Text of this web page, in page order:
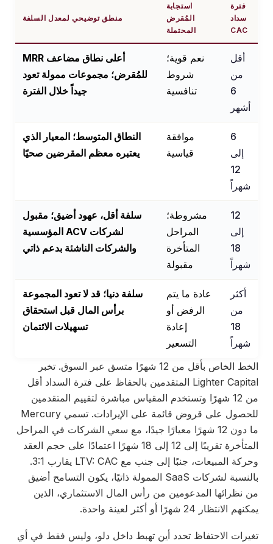
فترة
سداد
CAC
استجابة
المُقرض
المحتملة
منطق توضيحي لمعدل السلفة
أقل
من
6
أشهر
نعم قوية؛
شروط
تنافسية
أعلى نطاق مضاعف MRR
للمُقرض؛ مجموعات ممولة تعود
جيداً خلال الفترة
6
إلى
12
شهراً
موافقة
قياسية
النطاق المتوسط؛ المعيار الذي
يعتبره معظم المقرضين صحيًا
12
إلى
18
شهراً
مشروطة؛
المراحل
المتأخرة
مقبولة
سلفة أقل، عهود أضيق؛ مقبول
لشركات ACV المؤسسية
والشركات الناشئة بدعم ذاتي
أكثر
من
18
شهراً
عادة ما يتم
الرفض أو
إعادة
التسعير
سلفة دنيا؛ قد لا تعود المجموعة
برأس المال قبل استحقاق
تسهيلات الائتمان
الخط الخاص بأقل من 12 شهرًا متسق عبر السوق. تخبر
Lighter Capital المتقدمين بالحفاظ على فترة السداد أقل
من 12 شهرًا وتستخدم المقياس مباشرة لتقييم المتقدمين
للحصول على قروض قائمة على الإيرادات. تسمي Mercury
ما دون 12 شهرًا معيارًا جيدًا، مع سعي الشركات في المراحل
المتأخرة تقريبًا إلى 12 إلى 18 شهرًا اعتمادًا على حجم العقد
وحركة المبيعات، جنبًا إلى جنب مع LTV: CAC يقارب 3:1.
بالنسبة لشركات SaaS الممولة ذاتيًا، يكون التسامح أضيق
من نظرائها المدعومين من رأس المال الاستثماري، الذين
يمكنهم الانتظار 24 شهرًا أو أكثر لعينة واحدة.
تغيرات الاحتفاظ تحدد أين تهبط داخل دلو، وليس فقط في أي